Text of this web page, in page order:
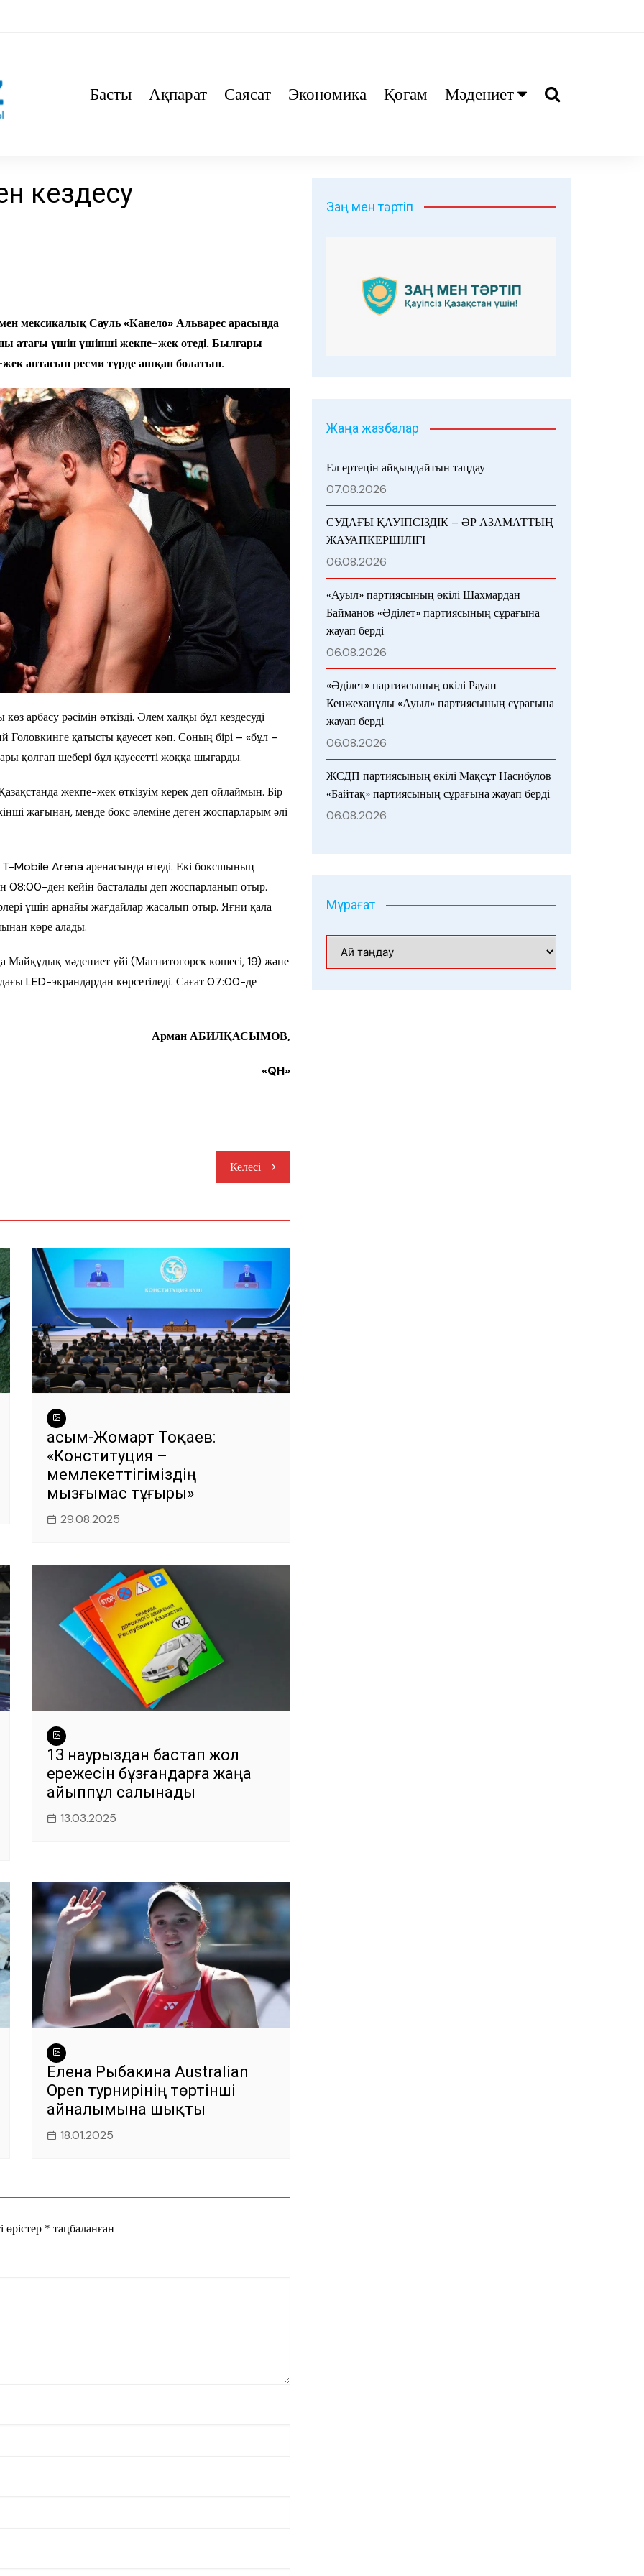
Басты Ақпарат Саясат Экономика Қоғам Мәдениет
кездесу
мексикалық Сауль «Канело» Альварес арасында
атағы үшін үшінші жекпе-жек өтеді. Былғары
жек аптасын ресми түрде ашқан болатын.
арбасу рәсімін өткізді. Әлем халқы бұл кездесуді
Головкинге қатысты қауесет көп. Соның бірі – «бұл –
қолғап шебері бұл қауесетті жоққа шығарды.
жекпе-жек өткізуім керек деп ойлаймын. Бір
жағынан, менде бокс әлеміне деген жоспарларым әлі
Arena аренасында өтеді. Екі боксшының
ден кейін басталады деп жоспарланып отыр.
үшін арнайы жағдайлар жасалып отыр. Яғни қала
көре алады.
Майқұдық мәдениет үйі (Магнитогорск көшесі, 19) және
LED-экрандардан көрсетіледі. Сағат 07:00-де
Арман АБИЛҚАСЫМОВ,
«QH»
Келесі
Қасым-Жомарт Тоқаев:
«Конституция –
мемлекеттігіміздің
мызғымас тұғыры»
29.08.2025
13 наурыздан бастап жол
ережесін бұзғандарға жаңа
айыппұл салынады
13.03.2025
Елена Рыбакина Australian
Open турнирінің төртінші
айналымына шықты
18.01.2025
өрістер * таңбаланған
Заң мен тәртіп
Жаңа жазбалар
Ел ертеңін айқындайтын таңдау
07.08.2026
СУДАҒЫ ҚАУІПСІЗДІК – ӘР АЗАМАТТЫҢ
ЖАУАПКЕРШІЛІГІ
06.08.2026
«Ауыл» партиясының өкілі Шахмардан
Байманов «Әділет» партиясының сұрағына
жауап берді
06.08.2026
«Әділет» партиясының өкілі Рауан
Кенжеханұлы «Ауыл» партиясының сұрағына
жауап берді
06.08.2026
ЖСДП партиясының өкілі Мақсұт Насибулов
«Байтақ» партиясының сұрағына жауап берді
06.08.2026
Мұрағат